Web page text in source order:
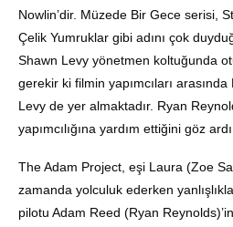
Nowlin’dir. Müzede Bir Gece serisi,
Çelik Yumruklar gibi adını çok
Shawn Levy yönetmen koltuğunda
gerekir ki filmin yapımcıları
Levy de yer almaktadır. Ryan
yapımcılığına yardım ettiğini göz
The Adam Project, eşi Laura (Zoe
zamanda yolculuk ederken
pilotu Adam Reed (Ryan